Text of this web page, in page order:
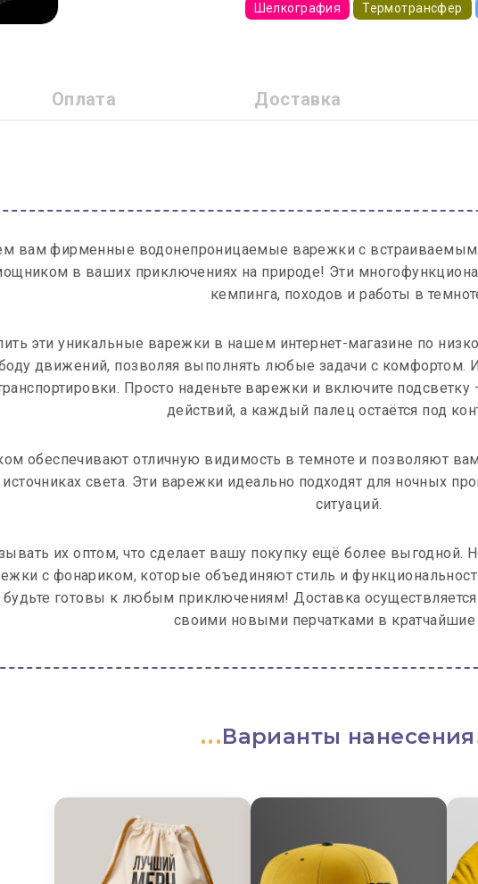
Шелкография Термотрансфер
Оплата Доставка
вам фирменные водонепроницаемые варежки с
в ваших приключениях на природе! Эти
кемпинга, походов и работы в
эти уникальные варежки в нашем интернет-магазине по
движений, позволяя выполнять любые задачи с комфортом.
Просто наденьте варежки и включите
действий, а каждый палец остаётся под
обеспечивают отличную видимость в темноте и позволяют
света. Эти варежки идеально подходят для ночных
ситуаций.
их оптом, что сделает вашу покупку ещё более выгодной.
с фонариком, которые объединяют стиль и
будьте готовы к любым приключениям! Доставка
своими новыми перчатками в кратчайшие
Варианты нанесения